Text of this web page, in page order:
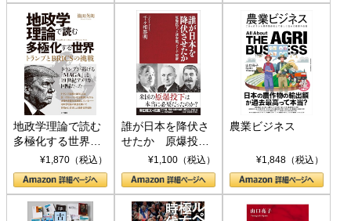
地政学理論で読む
多極化する世界：
トランプとBRICS
の挑戦
¥1,870（税込）
誰が日本を降伏さ
せたか 原爆投
下、ソ連参戦、そ
して聖断 (PHP新
書)
¥1,100（税込）
農業ビジネス
¥1,848（税込）